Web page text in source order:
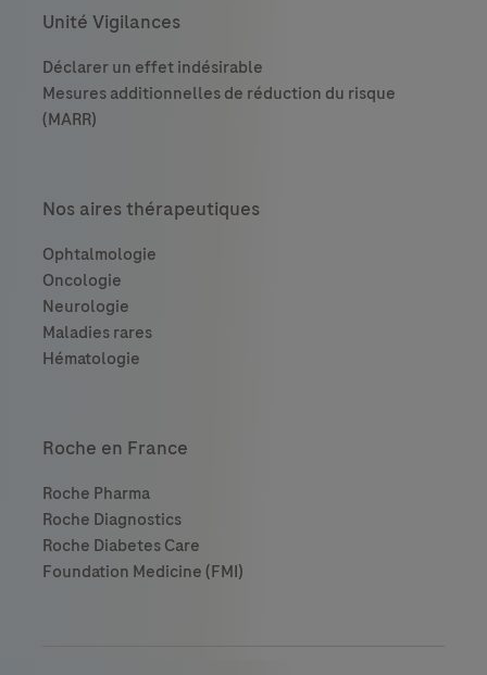
Unité Vigilances
Nos aires thérapeutiques
Roche en France